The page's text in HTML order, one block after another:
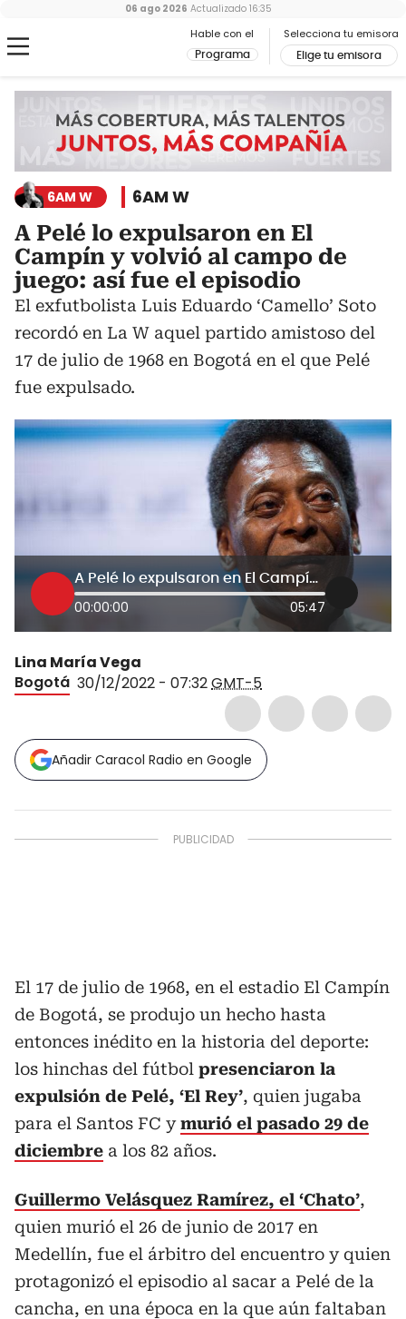
Hable con el
Programa
Selecciona tu emisora
Elige tu emisora
06 ago 2026 Actualizado 16:35
6AM W 6AM W
A Pelé lo expulsaron en El
Campín y volvió al campo de
juego: así fue el episodio
El exfutbolista Luis Eduardo ‘Camello’ Soto
recordó en La W aquel partido amistoso del
17 de julio de 1968 en Bogotá en el que Pelé
fue expulsado.
A Pelé lo expulsaron en El Campín y volvió al campo de juego: así fue el episodio
00:00:00 05:47
Lina María Vega
Bogotá 30/12/2022 - 07:32GMT-5
Añadir Caracol Radio en Google
El 17 de julio de 1968, en el estadio El Campín
de Bogotá, se produjo un hecho hasta
entonces inédito en la historia del deporte:
los hinchas del fútbol presenciaron la
expulsión de Pelé, ‘El Rey’, quien jugaba
para el Santos FC ymurió el pasado 29 de
diciembre a los 82 años.
Guillermo Velásquez Ramírez, el ‘Chato’,
quien murió el 26 de junio de 2017 en
Medellín, fue el árbitro del encuentro y quien
protagonizó el episodio al sacar a Pelé de la
cancha, en una época en la que aún faltaban